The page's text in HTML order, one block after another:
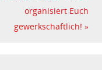
organisiert Euch
gewerkschaftlich!»